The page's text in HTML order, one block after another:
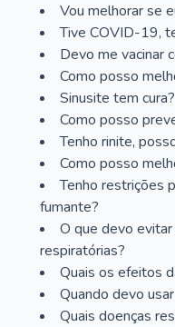
Vou melhorar se
Tive COVID-19,
Devo me vacinar
Como posso
Sinusite tem cura?
Como posso
Tenho rinite,
Como posso
Tenho restrições
fumante?
O que devo
respiratórias?
Quais os efeitos
Quando devo
Quais doenças